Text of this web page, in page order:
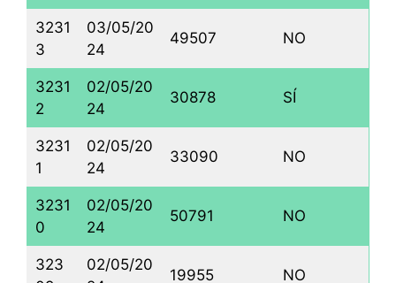
3231
3
03/05/20
24
49507 NO
3231
2
02/05/20
24
30878 SÍ
3231
1
02/05/20
24
33090 NO
3231
0
02/05/20
24
50791 NO
323
02/05/20
19955 NO